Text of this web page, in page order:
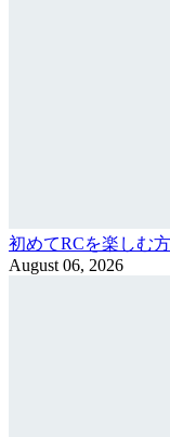
初めてRCを楽しむ
August 06, 2026